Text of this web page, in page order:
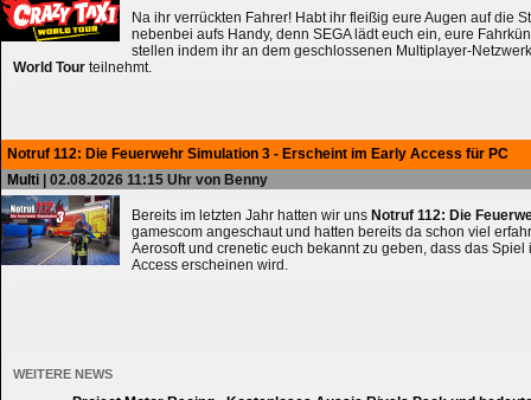
Na ihr verrückten Fahrer! Habt ihr fleißig eure Augen auf die
nebenbei aufs Handy, denn SEGA lädt euch ein, eure
stellen indem ihr an dem geschlossenen Multiplayer-
World Tour teilnehmt.
Notruf 112: Die Feuerwehr Simulation 3 - Erscheint im Early Access für PC
Multi | 02.08.2026 11:15 Uhr von Benny
Bereits im letzten Jahr hatten wir uns Notruf 112: Die
gamescom angeschaut und hatten bereits da schon viel
Aerosoft und crenetic euch bekannt zu geben, dass das Spiel
Access erscheinen wird.
WEITERE NEWS